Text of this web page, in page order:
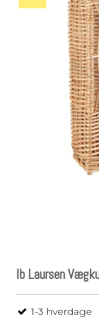
Ib Laursen
1-3 hverdage